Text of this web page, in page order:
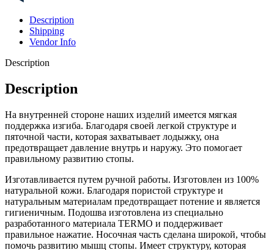
Description
Shipping
Vendor Info
Description
Description
На внутренней стороне наших изделий имеется мягкая
поддержка изгиба. Благодаря своей легкой структуре и
пяточной части, которая захватывает лодыжку, она
предотвращает давление внутрь и наружу. Это помогает
правильному развитию стопы.
Изготавливается путем ручной работы. Изготовлен из 100%
натуральной кожи. Благодаря пористой структуре и
натуральным материалам предотвращает потение и является
гигиеничным. Подошва изготовлена из специально
разработанного материала TERMO и поддерживает
правильное нажатие. Носочная часть сделана широкой, чтобы
помочь развитию мышц стопы. Имеет структуру, которая